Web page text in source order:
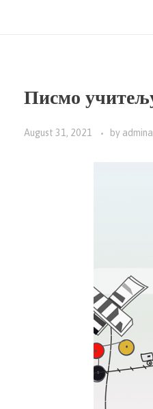
Писмо
August 31, 2021 by admina